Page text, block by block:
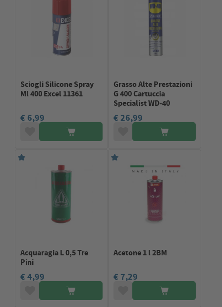
Sciogli Silicone Spray
Ml 400 Excel 11361
€ 6,99
Grasso Alte Prestazioni
G 400 Cartuccia
Specialist WD-40
€ 26,99
Acquaragia L 0,5 Tre
Pini
€ 4,99
Acetone 1 l 2BM
€ 7,29